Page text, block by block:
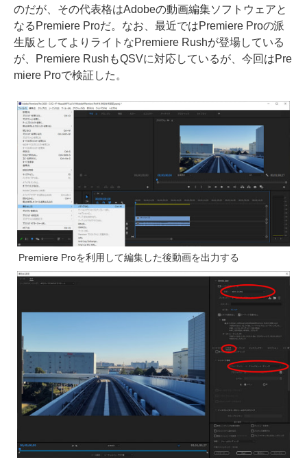
のだが、その代表格はAdobeの動画編集ソフトウェアと
なるPremiere Proだ。なお、最近ではPremiere Proの派
生版としてよりライトなPremiere Rushが登場している
が、Premiere RushもQSVに対応しているが、今回はPre
miere Proで検証した。
Premiere Proを利用して編集した後動画を出力する